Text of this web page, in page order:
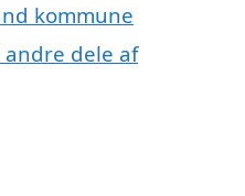
kommune
andre dele af